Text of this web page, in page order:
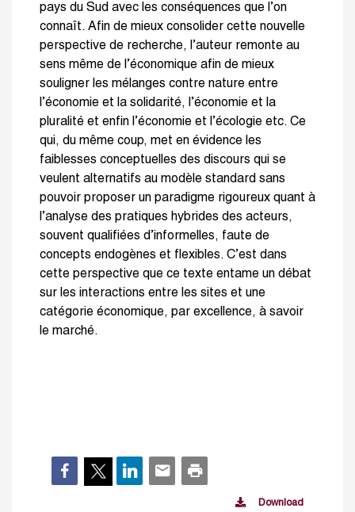
pays du Sud avec les conséquences que l’on
connaît. Afin de mieux consolider cette nouvelle
perspective de recherche, l’auteur remonte au
sens même de l’économique afin de mieux
souligner les mélanges contre nature entre
l’économie et la solidarité, l’économie et la
pluralité et enfin l’économie et l’écologie etc. Ce
qui, du même coup, met en évidence les
faiblesses conceptuelles des discours qui se
veulent alternatifs au modèle standard sans
pouvoir proposer un paradigme rigoureux quant à
l’analyse des pratiques hybrides des acteurs,
souvent qualifiées d’informelles, faute de
concepts endogènes et flexibles. C’est dans
cette perspective que ce texte entame un débat
sur les interactions entre les sites et une
catégorie économique, par excellence, à savoir
le marché.
Download